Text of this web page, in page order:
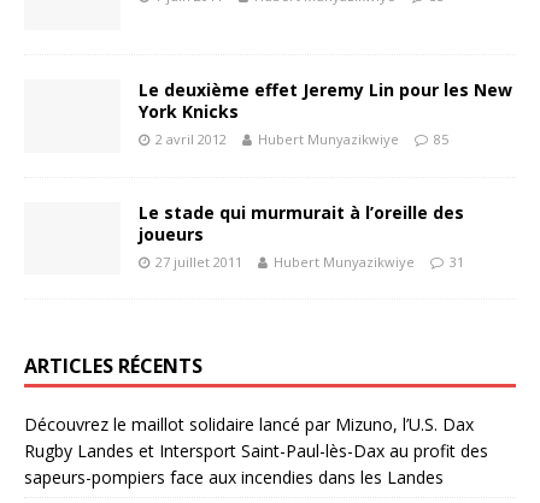
Le deuxième effet Jeremy Lin pour les New
York Knicks
2 avril 2012 Hubert Munyazikwiye 85
Le stade qui murmurait à l’oreille des
joueurs
27 juillet 2011 Hubert Munyazikwiye 31
ARTICLES RÉCENTS
Découvrez le maillot solidaire lancé par Mizuno, l’U.S. Dax
Rugby Landes et Intersport Saint-Paul-lès-Dax au profit des
sapeurs-pompiers face aux incendies dans les Landes